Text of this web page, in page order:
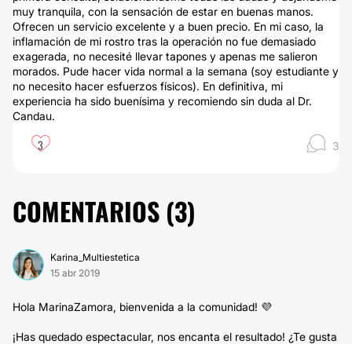
muy tranquila, con la sensación de estar en buenas manos.
Ofrecen un servicio excelente y a buen precio. En mi caso, la
inflamación de mi rostro tras la operación no fue demasiado
exagerada, no necesité llevar tapones y apenas me salieron
morados. Pude hacer vida normal a la semana (soy estudiante y
no necesito hacer esfuerzos físicos). En definitiva, mi
experiencia ha sido buenísima y recomiendo sin duda al Dr.
Candau.
3 3
COMENTARIOS (3)
Karina_Multiestetica
15 abr 2019
Hola MarinaZamora, bienvenida a la comunidad! 💜
¡Has quedado espectacular, nos encanta el resultado! ¿Te gusta